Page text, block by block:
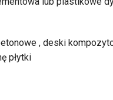
, deski
płytki